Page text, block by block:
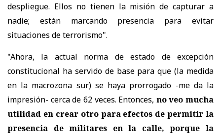
despliegue. Ellos no tienen la misión de capturar a
nadie; están marcando presencia para evitar
situaciones de terrorismo".
"Ahora, la actual norma de estado de excepción
constitucional ha servido de base para que (la medida
en la macrozona sur) se haya prorrogado -me da la
impresión- cerca de 62 veces. Entonces, no veo mucha
utilidad en crear otro para efectos de permitir la
presencia de militares en la calle, porque la